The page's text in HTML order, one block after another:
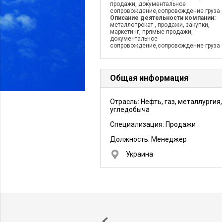
продажи, документальное
сопровождение,сопровождение груза
Описание деятельности компании:
металлопрокат , продажи, закупки,
маркетинг, прямые продажи,
документальное
сопровождение,сопровождение груза
Общая информация
Отрасль: Нефть, газ, металлургия,
угледобыча
Специализация: Продажи
Должность: Менеджер
Украина